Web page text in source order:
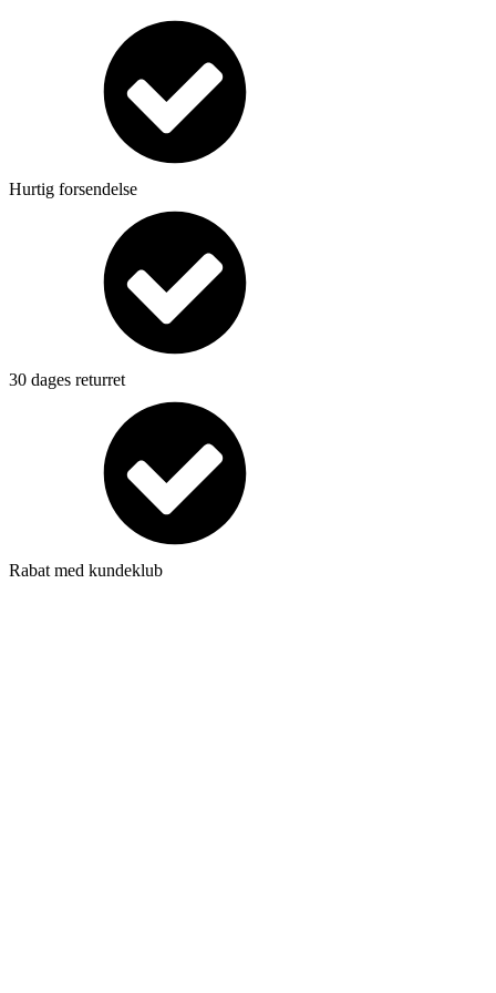
Hurtig forsendelse
30 dages returret
Rabat med kundeklub